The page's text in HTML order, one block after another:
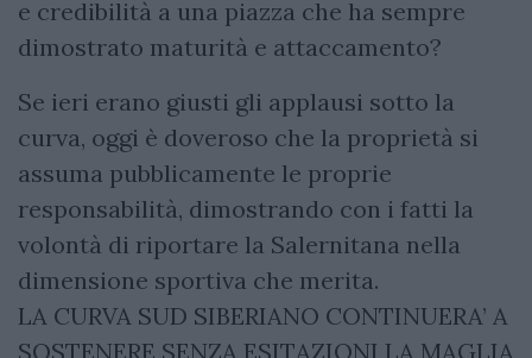
e credibilità a una piazza che ha sempre
dimostrato maturità e attaccamento?
Se ieri erano giusti gli applausi sotto la
curva, oggi è doveroso che la proprietà si
assuma pubblicamente le proprie
responsabilità, dimostrando con i fatti la
volontà di riportare la Salernitana nella
dimensione sportiva che merita.
LA CURVA SUD SIBERIANO CONTINUERA’ A
SOSTENERE SENZA ESITAZIONI LA MAGLIA